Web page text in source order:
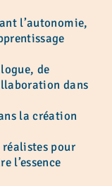
l’autonomie,
de
dans
la création
pour
l’essence